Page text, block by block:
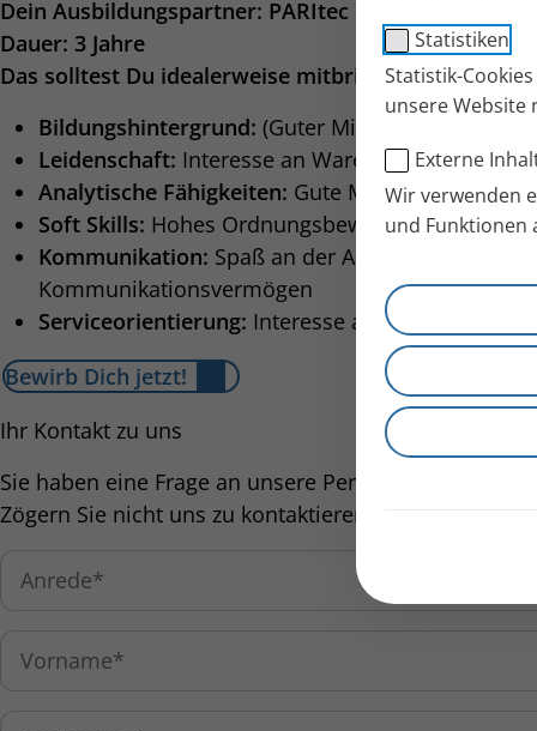
Statistiken
Statistik-
unsere Website
Externe
Wir verwenden
und Funktionen
Dein Ausbildungspartner: PARItec GmbH in Weilheim
Dauer: 3 Jahre
Das solltest Du idealerweise mitbringen:
Bildungshintergrund: (Guter
Leidenschaft: Interesse an Waren- und
Analytische Fähigkeiten: Gute Mathematik- und
Soft Skills: Hohes Ordnungsbewusstsein und
Kommunikation: Spaß an der Arbeit im Team
Kommunikationsvermögen
Serviceorientierung: Interesse am Kunden- bzw.
Bewirb Dich jetzt!
Ihr Kontakt zu uns
Sie haben eine Frage an unsere Personalabteilung?
Zögern Sie nicht uns zu kontaktieren.